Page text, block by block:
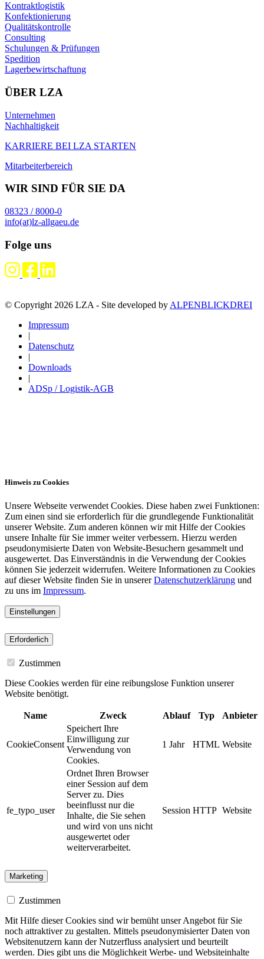
Kontraktlogistik
Konfektionierung
Qualitätskontrolle
Consulting
Schulungen & Prüfungen
Spedition
Lagerbewirtschaftung
ÜBER LZA
Unternehmen
Nachhaltigkeit
KARRIERE BEI LZA STARTEN
Mitarbeiterbereich
WIR SIND FÜR SIE DA
08323 / 8000-0
info(at)lz-allgaeu.de
Folge uns
© Copyright 2026 LZA - Site developed by ALPENBLICKDREI
Impressum
|
Datenschutz
|
Downloads
|
ADSp / Logistik-AGB
Hinweis zu Cookies
Unsere Webseite verwendet Cookies. Diese haben zwei Funktionen:
Zum einen sind sie erforderlich für die grundlegende Funktionalität
unserer Website. Zum anderen können wir mit Hilfe der Cookies
unsere Inhalte für Sie immer weiter verbessern. Hierzu werden
pseudonymisierte Daten von Website-Besuchern gesammelt und
ausgewertet. Das Einverständnis in die Verwendung der Cookies
können Sie jederzeit widerrufen. Weitere Informationen zu Cookies
auf dieser Website finden Sie in unsererDatenschutzerklärung und
zu uns im Impressum.
Einstellungen
Erforderlich
Zustimmen
Diese Cookies werden für eine reibungslose Funktion unserer
Website benötigt.
Name Zweck Ablauf Typ Anbieter
CookieConsent
Speichert Ihre
Einwilligung zur
Verwendung von
Cookies.
1 Jahr HTML Website
fe_typo_user
Ordnet Ihren Browser
einer Session auf dem
Server zu. Dies
beeinflusst nur die
Inhalte, die Sie sehen
und wird von uns nicht
ausgewertet oder
weiterverarbeitet.
Session HTTP Website
Marketing
Zustimmen
Mit Hilfe dieser Cookies sind wir bemüht unser Angebot für Sie
noch attraktiver zu gestalten. Mittels pseudonymisierter Daten von
Websitenutzern kann der Nutzerfluss analysiert und beurteilt
werden. Dies gibt uns die Möglichkeit Werbe- und Websiteinhalte